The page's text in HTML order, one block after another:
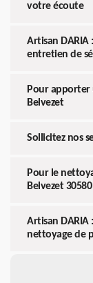
votre écoute
Artisan DARIA
entretien de
Pour apporter
Belvezet
Sollicitez nos
Pour le
Belvezet 30580
Artisan DARIA
nettoyage de